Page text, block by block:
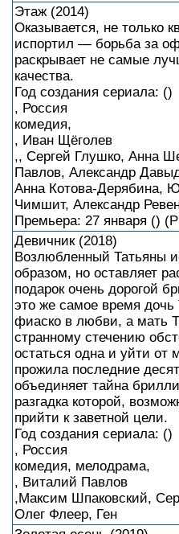
Этаж (2014)
Оказывается, не только
испортил — борьба за
раскрывает не самые
качества.
Год создания сериала: ()
, Россия
комедия,
, Иван Щёголев
,, Сергей Глушко, Анна
Павлов, Александр
Анна Котова-Дерябина,
Чимшит, Александр
Премьера: 27 января ()
Девичник (2018)
Возлюбленный Татьяны
образом, но оставляет
подарок очень дорогой
это же самое время дочь
фиаско в любви, а мать
странному стечению
остаться одна и уйти от
прожила последние
объединяет тайна
разгадка которой,
прийти к заветной цели.
Год создания сериала: ()
, Россия
комедия, мелодрама,
, Виталий Павлов
,Максим Шпаковский,
Олег Флеер, Ген